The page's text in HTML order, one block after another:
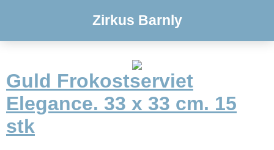
Zirkus Barnly
Guld Frokostserviet
Elegance. 33 x 33 cm. 15
stk